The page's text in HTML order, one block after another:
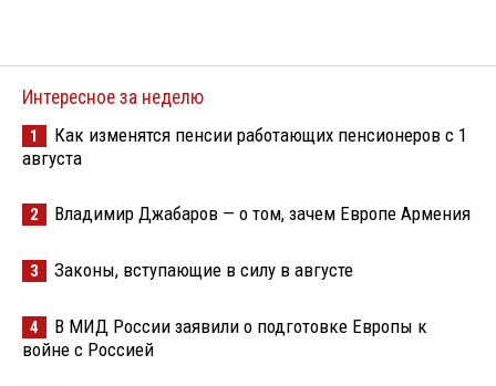
Интересное за неделю
1
Как изменятся пенсии работающих пенсионеров с 1
августа
2 Владимир Джабаров — о том, зачем Европе Армения
3 Законы, вступающие в силу в августе
4
В МИД России заявили о подготовке Европы к
войне с Россией